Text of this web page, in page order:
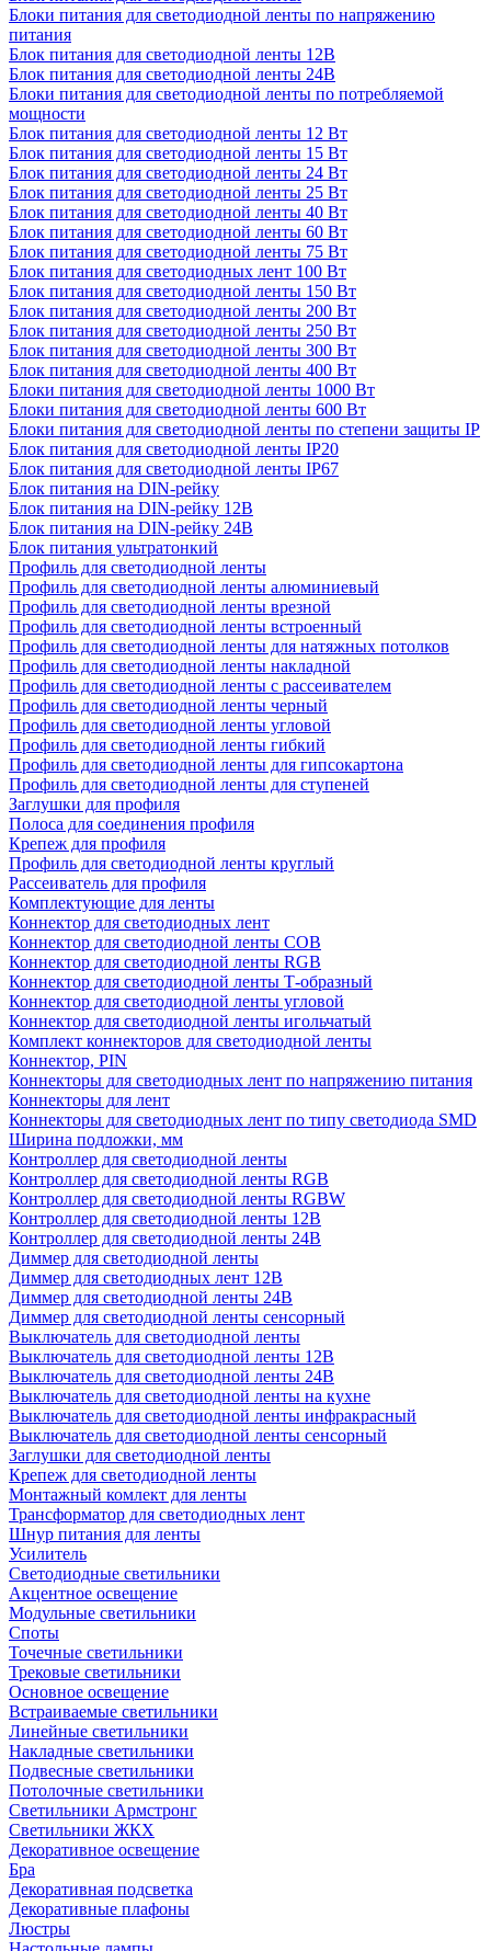
Блоки питания для светодиодной ленты по напряжению
питания
Блок питания для светодиодной ленты 12В
Блок питания для светодиодной ленты 24В
Блоки питания для светодиодной ленты по потребляемой
мощности
Блок питания для светодиодной ленты 12 Вт
Блок питания для светодиодной ленты 15 Вт
Блок питания для светодиодной ленты 24 Вт
Блок питания для светодиодной ленты 25 Вт
Блок питания для светодиодной ленты 40 Вт
Блок питания для светодиодной ленты 60 Вт
Блок питания для светодиодной ленты 75 Вт
Блок питания для светодиодных лент 100 Вт
Блок питания для светодиодной ленты 150 Вт
Блок питания для светодиодной ленты 200 Вт
Блок питания для светодиодной ленты 250 Вт
Блок питания для светодиодной ленты 300 Вт
Блок питания для светодиодной ленты 400 Вт
Блоки питания для светодиодной ленты 1000 Вт
Блоки питания для светодиодной ленты 600 Вт
Блоки питания для светодиодной ленты по степени защиты IP
Блок питания для светодиодной ленты IP20
Блок питания для светодиодной ленты IP67
Блок питания на DIN-рейку
Блок питания на DIN-рейку 12В
Блок питания на DIN-рейку 24В
Блок питания ультратонкий
Профиль для светодиодной ленты
Профиль для светодиодной ленты алюминиевый
Профиль для светодиодной ленты врезной
Профиль для светодиодной ленты встроенный
Профиль для светодиодной ленты для натяжных потолков
Профиль для светодиодной ленты накладной
Профиль для светодиодной ленты с рассеивателем
Профиль для светодиодной ленты черный
Профиль для светодиодной ленты угловой
Профиль для светодиодной ленты гибкий
Профиль для светодиодной ленты для гипсокартона
Профиль для светодиодной ленты для ступеней
Заглушки для профиля
Полоса для соединения профиля
Крепеж для профиля
Профиль для светодиодной ленты круглый
Рассеиватель для профиля
Комплектующие для ленты
Коннектор для светодиодных лент
Коннектор для светодиодной ленты COB
Коннектор для светодиодной ленты RGB
Коннектор для светодиодной ленты Т-образный
Коннектор для светодиодной ленты угловой
Коннектор для светодиодной ленты игольчатый
Комплект коннекторов для светодиодной ленты
Коннектор, PIN
Коннекторы для светодиодных лент по напряжению питания
Коннекторы для лент
Коннекторы для светодиодных лент по типу светодиода SMD
Ширина подложки, мм
Контроллер для светодиодной ленты
Контроллер для светодиодной ленты RGB
Контроллер для светодиодной ленты RGBW
Контроллер для светодиодной ленты 12В
Контроллер для светодиодной ленты 24В
Диммер для светодиодной ленты
Диммер для светодиодных лент 12В
Диммер для светодиодной ленты 24В
Диммер для светодиодной ленты сенсорный
Выключатель для светодиодной ленты
Выключатель для светодиодной ленты 12В
Выключатель для светодиодной ленты 24В
Выключатель для светодиодной ленты на кухне
Выключатель для светодиодной ленты инфракрасный
Выключатель для светодиодной ленты сенсорный
Заглушки для светодиодной ленты
Крепеж для светодиодной ленты
Монтажный комлект для ленты
Трансформатор для светодиодных лент
Шнур питания для ленты
Усилитель
Светодиодные светильники
Акцентное освещение
Модульные светильники
Споты
Точечные светильники
Трековые светильники
Основное освещение
Встраиваемые светильники
Линейные светильники
Накладные светильники
Подвесные светильники
Потолочные светильники
Светильники Армстронг
Светильники ЖКХ
Декоративное освещение
Бра
Декоративная подсветка
Декоративные плафоны
Люстры